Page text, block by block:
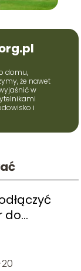
domu,
że nawet
w
i
do